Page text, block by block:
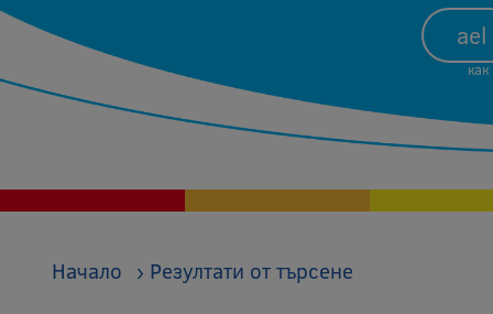
Начало › Резултати от търсене